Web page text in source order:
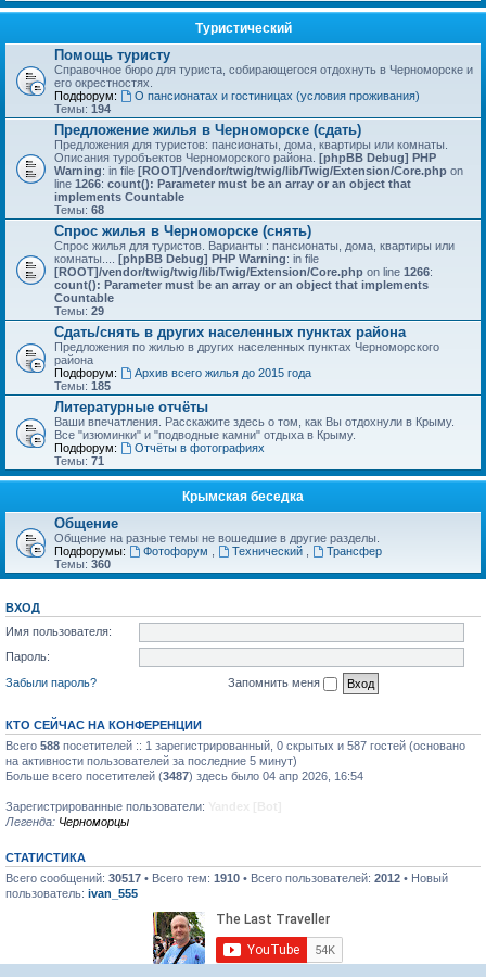
Туристический
Помощь туристу
Справочное бюро для туриста, собирающегося отдохнуть в Черноморске и
его окрестностях.
Подфорум:
О пансионатах и гостиницах (условия проживания)
Темы: 194
Предложение жилья в Черноморске (сдать)
Предложения для туристов: пансионаты, дома, квартиры или комнаты.
Описания туробъектов Черноморского района. [phpBB Debug] PHP
Warning: in file [ROOT]/vendor/twig/twig/lib/Twig/Extension/Core.php on
line 1266: count(): Parameter must be an array or an object that
implements Countable
Темы: 68
Спрос жилья в Черноморске (снять)
Спрос жилья для туристов. Варианты : пансионаты, дома, квартиры или
комнаты.... [phpBB Debug] PHP Warning: in file
[ROOT]/vendor/twig/twig/lib/Twig/Extension/Core.php on line 1266:
count(): Parameter must be an array or an object that implements
Countable
Темы: 29
Сдать/снять в других населенных пунктах района
Предложения по жилью в других населенных пунктах Черноморского
района
Подфорум:
Архив всего жилья до 2015 года
Темы: 185
Литературные отчёты
Ваши впечатления. Расскажите здесь о том, как Вы отдохнули в Крыму.
Все "изюминки" и "подводные камни" отдыха в Крыму.
Подфорум:
Отчёты в фотографиях
Темы: 71
Крымская беседка
Общение
Общение на разные темы не вошедшие в другие разделы.
Подфорумы:
Фотофорум Технический
Трансфер
Темы: 360
ВХОД
Имя пользователя:
Пароль:
Забыли пароль?
Запомнить меня
КТО СЕЙЧАС НА КОНФЕРЕНЦИИ
Всего 588 посетителей :: 1 зарегистрированный, 0 скрытых и 587 гостей (основано
на активности пользователей за последние 5 минут)
Больше всего посетителей (3487) здесь было 04 апр 2026, 16:54
Зарегистрированные пользователи:
Легенда: Черноморцы
СТАТИСТИКА
Всего сообщений: 30517 • Всего тем: 1910 • Всего пользователей: 2012 • Новый
пользователь: ivan_555